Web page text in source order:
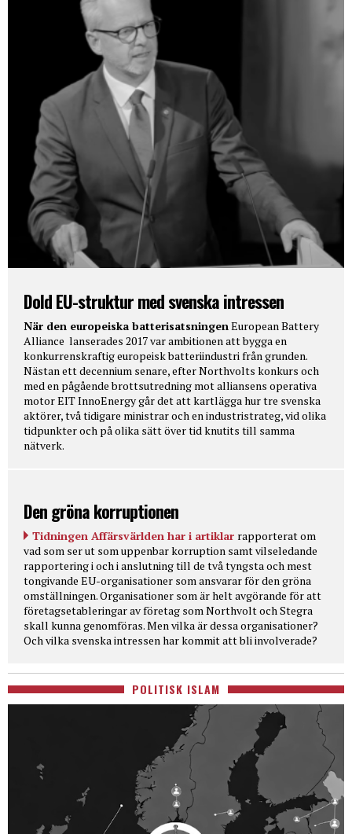
Dold EU-struktur med svenska intressen
När den europeiska batterisatsningenEuropean Battery
Alliance lanserades 2017 var ambitionen att bygga en
konkurrenskraftig europeisk batteriindustri från grunden.
Nästan ett decennium senare, efter Northvolts konkurs och
med en pågående brottsutredning mot alliansens operativa
motor EIT InnoEnergy går det att kartlägga hur tre svenska
aktörer, två tidigare ministrar och en industristrateg, vid olika
tidpunkter och på olika sätt över tid knutits till samma
nätverk.
Den gröna korruptionen
Tidningen Affärsvärlden har i artiklar rapporterat om
vad som ser ut som uppenbar korruption samt vilseledande
rapportering i och i anslutning till de två tyngsta och mest
tongivande EU-organisationer som ansvarar för den gröna
omställningen. Organisationer som är helt avgörande för att
företagsetableringar av företag som Northvolt och Stegra
skall kunna genomföras. Men vilka är dessa organisationer?
Och vilka svenska intressen har kommit att bli involverade?
POLITISK ISLAM